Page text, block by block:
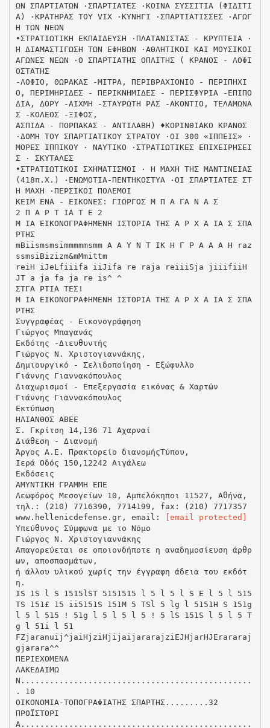
ΩΝ ΣΠΑΡΤΙΑΤΩΝ ·ΣΠΑΡΤΙΑΤΕΣ ·ΚΟΙΝΑ ΣΥΣΣΙΤΙΑ (ΦΙΔΙΤΙ
Α) ·ΚΡΑΤΗΡΑΣ TOY VIX ·ΚΥΝΗΓΙ ·ΣΠΑΡΤΙΑΤΙΣΣΕΣ ·ΑΓΩΓ
Η ΤΩΝ ΝΕΩΝ
•ΣΤΡΑΤΙΩΤΙΚΗ ΕΚΠΑΙΔΕΥΣΗ ·ΠΛΑΤΑΝΙΣΤΑΣ - ΚΡΥΠΤΕΙΑ ·
Η ΔΙΑΜΑΣΤΙΓΩΣΗ ΤΩΝ ΕΦΗΒΩΝ ·ΑΘΛΗΤΙΚΟΙ ΚΑΙ ΜΟΥΣΙΚΟΙ
ΑΓΩΝΕΣ ΝΕΩΝ ·Ο ΣΠΑΡΤΙΑΤΗΣ ΟΠΛΙΤΗΣ ( ΚΡΑΝΟΣ - ΛΟΦΙ
ΟΣΤΑΤΗΣ
-ΛΟΦΙΟ, ΘΩΡΑΚΑΣ -ΜΙΤΡΑ, ΠΕΡΙΒΡΑΧΙΟΝΙΟ - ΠΕΡΙΠΗΧΙ
Ο, ΠΕΡΙΜΗΡΙΔΕΣ - ΠΕΡΙΚΝΗΜΙΔΕΣ - ΠΕΡΙΣΦΥΡΙΑ -ΕΠΙΠΟ
ΔΙΑ, ΔΟΡΥ -ΑΙΧΜΗ -ΣΤΑΥΡΩΤΗ ΡΑΣ -ΑΚΟΝΤΙΟ, ΤΕΛΑΜΩΝΑ
Σ -ΚΟΛΕΟΣ -ΞΙΦΟΣ,
ΑΣΠΙΔΑ - ΠΟΡΠΑΚΑΣ - ΑΝΤΙΛΑΒΗ) ♦ΚΟΡΙΝΘΙΑΚΟ ΚΡΑΝΟΣ
·ΔΟΜΗ ΤΟΥ ΣΠΑΡΤΙΑΤΙΚΟΥ ΣΤΡΑΤΟΥ ·ΟΙ 300 «ΙΠΠΕΙΣ» ·
ΜΟΡΕΣ ΙΠΠΙΚΟΥ · ΝΑΥΤΙΚΟ ·ΣΤΡΑΤΙΩΤΙΚΕΣ ΕΠΙΧΕΙΡΗΣΕΙ
Σ · ΣΚΥΤΑΛΕΣ
•ΣΤΡΑΤΙΩΤΙΚΟΙ ΣΧΗΜΑΤΙΣΜΟΙ · Η ΜΑΧΗ ΤΗΣ ΜΑΝΤΙΝΕΙΑΣ
(418π.Χ.) ·ΕΝΩΜΟΤΙΑ-ΠΕΝΤΗΚΟΣΤΥΑ ·ΟΙ ΣΠΑΡΤΙΑΤΕΣ ΣΤ
Η ΜΑΧΗ ·ΠΕΡΣΙΚΟΙ ΠΟΛΕΜΟΙ
ΚΕΙΜ ΕΝΑ - ΕΙΚΟΝΕΣ: ΓΙΩΡΓΟΣ Μ Π Α ΓΑ Ν Α Σ
2 Π Α Ρ Τ ΙΑ Τ Ε 2
Μ ΙΑ ΕΙΚΟΝΟΓΡΑΦΗΜΕΝΗ ΙΣΤΟΡΙΑ ΤΗΣ Α Ρ Χ Α ΙΑ Σ ΣΠΑ
ΡΤΗΣ
mBiismsmsimmmmmsmm Α Α Υ Ν Τ ΙΚ Η Γ Ρ Α Α Α Η raz
ssmsiBizizm&mMmittm
reiH iJeLfiiifa iiJifa re raja reiiiSja jiiifiiH
JT a ja fa ja re is^ ^
ΣΤΓΑ ΡΤΙΑ ΤΕΣ!
Μ ΙΑ ΕΙΚΟΝΟΓΡΑΦΗΜΕΝΗ ΙΣΤΟΡΙΑ ΤΗΣ Α Ρ Χ Α ΙΑ Σ ΣΠΑ
ΡΤΗΣ
Συγγραφέας - Εικονογράφηση
Γιώργος Μπαγανάς
Εκδότης -Διευθυντής
Γιώργος Ν. Χριστογιαννάκης,
Δημιουργικό - Σελιδοποίηση - Εξώφυλλο
Γιάννης Γιαννακόπουλος
Διαχωρισμοί - Επεξεργασία εικόνας & Χαρτών
Γιάννης Γιαννακόπουλος
Εκτύπωση
ΗΛΙΑΝΘΟΣ ΑΒΕΕ
Σ. Γκρίτση 14,136 71 Αχαρναί
Διάθεση - Διανομή
Άργος Α.Ε. Πρακτορείο διανομήςΤύπου,
Ιερά Οδός 150,12242 Αιγάλεω
Εκδόσεις
ΑΜΥΝΤΙΚΗ ΓΡΑΜΜΗ ΕΠΕ
Λεωφόρος Μεσογείων 10, Αμπελόκηποι 11527, Αθήνα,
τηλ.: (210) 7716390, 7714199, fax: (210) 7717357
www.hellenicdefense.gr, email:
[email protected]